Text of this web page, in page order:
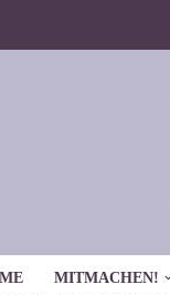
MITMACHEN!